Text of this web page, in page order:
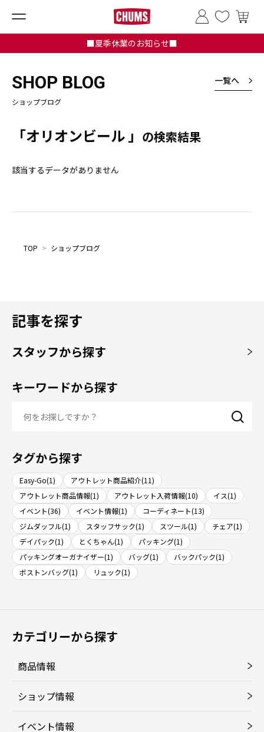
■夏季休業のお知らせ■
SHOP BLOG
ショップブログ
一覧へ
「オリオンビール 」 の検索結果
該当するデータがありません
TOP > ショップブログ
記事を探す
スタッフから探す
キーワードから探す
タグから探す
Easy-Go(1)
アウトレット商品紹介(11)
アウトレット商品情報(1)
アウトレット入荷情報(10)
イス(1)
イベント(36)
イベント情報(1)
コーディネート(13)
ジムダッフル(1)
スタッフサック(1) スツール(1)
チェア(1)
デイパック(1)
とくちゃん(1)
パッキング(1)
パッキングオーガナイザー(1)
バッグ(1)
バックパック(1)
ボストンバッグ(1)
リュック(1)
カテゴリーから探す
商品情報
ショップ情報
イベント情報